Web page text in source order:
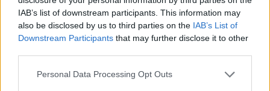
IAB’s list of downstream participants. This information may
also be disclosed by us to third parties on the IAB’s List of
Downstream Participants that may further disclose it to other
Personal Data Processing Opt Outs
Изкуствен интелект за първи път
създаде нови жизнеспособни вируси